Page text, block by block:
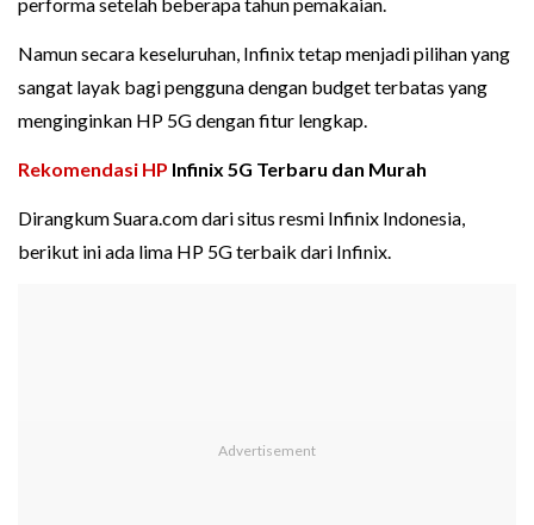
Namun secara keseluruhan, Infinix tetap menjadi pilihan yang
sangat layak bagi pengguna dengan budget terbatas yang
menginginkan HP 5G dengan fitur lengkap.
Rekomendasi HP Infinix 5G Terbaru dan Murah
Dirangkum Suara.com dari situs resmi Infinix Indonesia,
berikut ini ada lima HP 5G terbaik dari Infinix.